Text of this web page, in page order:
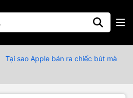
Tại sao Apple bán ra chiếc bút mà